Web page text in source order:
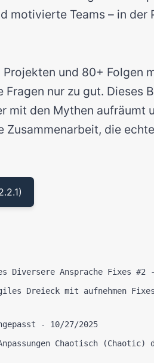
motivierte Teams – in der
und 80+ Folgen
nur zu gut. Dieses
mit den Mythen aufräumt
die
Ansprache Fixes #2 -
Dreieck mit aufnehmen
- 10/27/2025
Chaotisch (Chaotic)